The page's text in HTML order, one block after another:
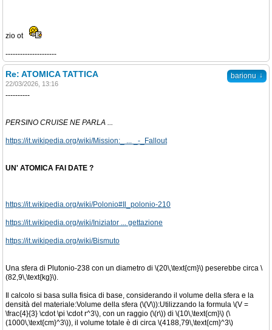
zio ot
---------------------
barionu ↓
Re: ATOMICA TATTICA
22/03/2026, 13:16
----------
PERSINO CRUISE NE PARLA ...
https://it.wikipedia.org/wiki/Mission:_ ... _-_Fallout
UN' ATOMICA FAI DATE ?
https://it.wikipedia.org/wiki/Polonio#Il_polonio-210
https://it.wikipedia.org/wiki/Iniziator ... gettazione
https://it.wikipedia.org/wiki/Bismuto
Una sfera di Plutonio-238 con un diametro di \(20\,\text{cm}\) peserebbe circa \
(82,9\,\text{kg}\).
Il calcolo si basa sulla fisica di base, considerando il volume della sfera e la
densità del materiale:Volume della sfera (\(V\)):Utilizzando la formula \(V =
\frac{4}{3} \cdot \pi \cdot r^3\), con un raggio (\(r\)) di \(10\,\text{cm}\) (\
(1000\,\text{cm}^3\)), il volume totale è di circa \(4188,79\,\text{cm}^3\)